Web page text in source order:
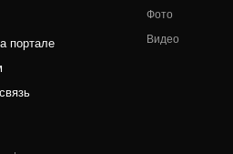
портале
Фото
Видео